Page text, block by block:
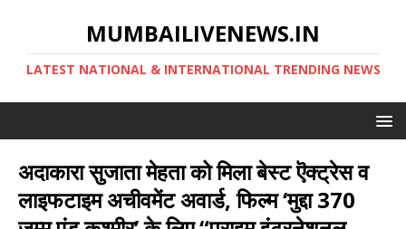
MUMBAILIVENEWS.IN
LATEST NATIONAL & INTERNATIONAL TRENDING NEWS
अदाकारा सुजाता मेहता को मिला बेस्ट ऎक्ट्रेस व
लाइफटाइम अचीवमेंट अवार्ड, फिल्म ‘मुद्दा 370